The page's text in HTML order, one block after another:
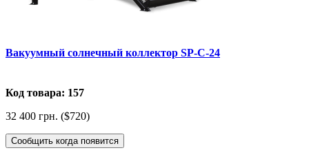
Вакуумный солнечный коллектор SP-C-24
Код товара: 157
32 400 грн. ($720)
Сообщить когда появится